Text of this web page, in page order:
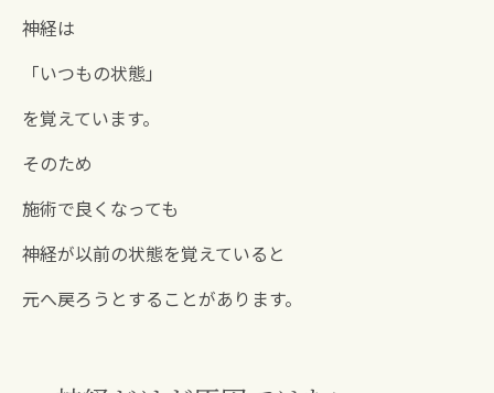
神経は
「いつもの状態」
を覚えています。
そのため
施術で良くなっても
神経が以前の状態を覚えていると
元へ戻ろうとすることがあります。